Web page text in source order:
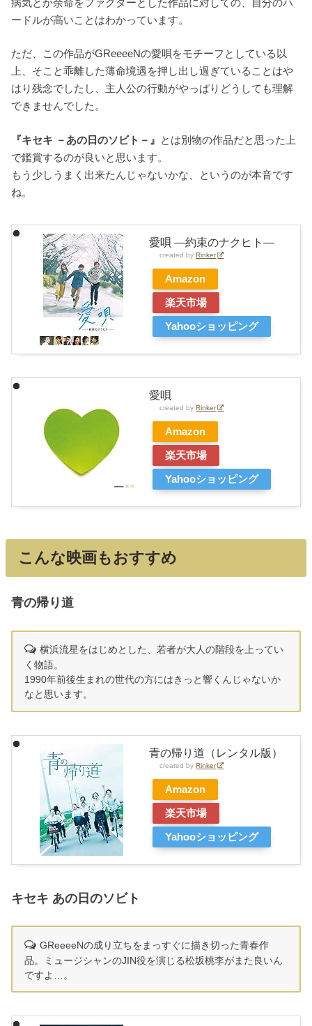
病気とか余命をファクターとした作品に対しての、自分のハ
ードルが高いことはわかっています。
ただ、この作品がGReeeeNの愛唄をモチーフとしている以
上、そこと乖離した薄命境遇を押し出し過ぎていることはや
はり残念でしたし、主人公の行動がやっぱりどうしても理解
できませんでした。
『キセキ －あの日のソビト－』 とは別物の作品だと思った上
で鑑賞するのが良いと思います。
もう少しうまく出来たんじゃないかな、というのが本音です
ね。
愛唄 ―約束のナクヒト―
created byRinker
Amazon
楽天市場
Yahooショッピング
愛唄
created byRinker
Amazon
楽天市場
Yahooショッピング
こんな映画もおすすめ
青の帰り道
横浜流星をはじめとした、若者が大人の階段を上ってい
く物語。
1990年前後生まれの世代の方にはきっと響くんじゃないか
なと思います。
青の帰り道（レンタル版）
created byRinker
Amazon
楽天市場
Yahooショッピング
キセキ あの日のソビト
GReeeeNの成り立ちをまっすぐに描き切った青春作
品。ミュージシャンのJIN役を演じる松坂桃李がまた良いん
ですよ…。